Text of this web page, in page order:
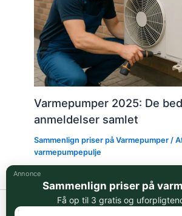
Varmepumper 2025: De
anmeldelser samlet
Sammenlign priser på Varmepumper /
varmepumpepulje
Copyright © 2026 Varmepumpepuljen.dk
Annonce
Sammenlign priser på
Få op til 3 gratis og